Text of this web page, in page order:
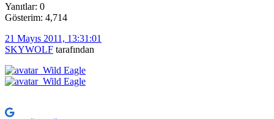
Yanıtlar: 0
Gösterim: 4,714
21 Mayıs 2011, 13:31:01
SKYWOLF tarafından